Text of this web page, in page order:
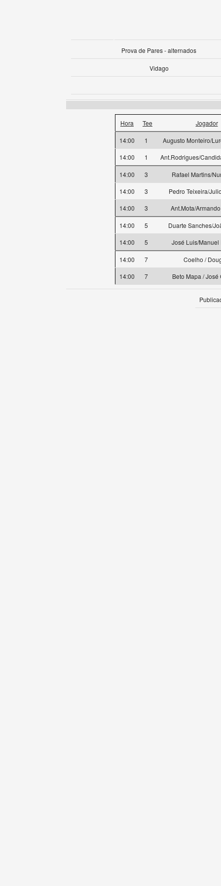
Prova de Pares - alternados
Vidago
Hora Tee Jogador
14:00 1
Augusto Monteiro/
14:00
1 Ant.Rodrigues/
14:00 3
Rafael Martins/
14:00
3
Pedro Teixeira/
14:00
3 Ant.Mota/
14:00 5
Duarte Sanches/
14:00
5 José Luis/Manuel
14:00 7
Coelho /
14:00
7 Beto Mapa / José